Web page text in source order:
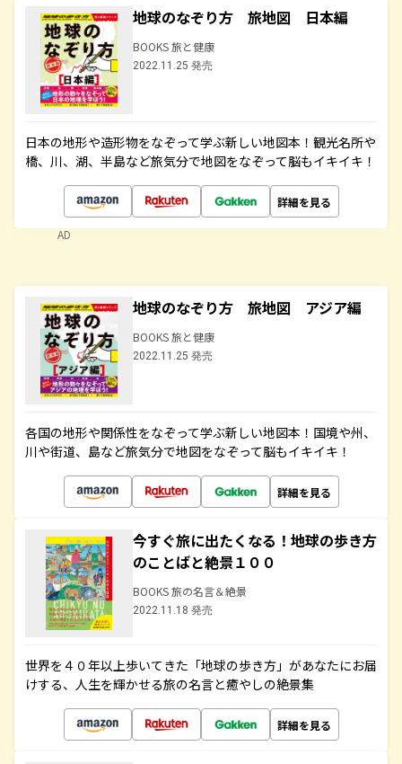
地球のなぞり方 旅地図 日本編
BOOKS 旅と健康
2022.11.25 発売
日本の地形や造形物をなぞって学ぶ新しい地図本！観光名所や
橋、川、湖、半島など旅気分で地図をなぞって脳もイキイキ！
詳細を見る
AD
地球のなぞり方 旅地図 アジア編
BOOKS 旅と健康
2022.11.25 発売
各国の地形や関係性をなぞって学ぶ新しい地図本！国境や州、
川や街道、島など旅気分で地図をなぞって脳もイキイキ！
詳細を見る
今すぐ旅に出たくなる！地球の歩き方
のことばと絶景１００
BOOKS 旅の名言＆絶景
2022.11.18 発売
世界を４０年以上歩いてきた「地球の歩き方」があなたにお届
けする、人生を輝かせる旅の名言と癒やしの絶景集
詳細を見る